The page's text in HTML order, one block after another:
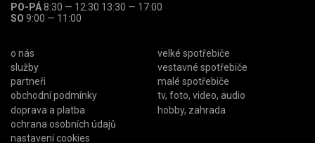
PO-PÁ8:30 — 12:30 13:30 — 17:00
SO 9:00 — 11:00
o nás
služby
partneři
obchodní podmínky
doprava a platba
ochrana osobních údajů
nastavení cookies
velké spotřebiče
vestavné spotřebiče
malé spotřebiče
tv, foto, video, audio
hobby, zahrada